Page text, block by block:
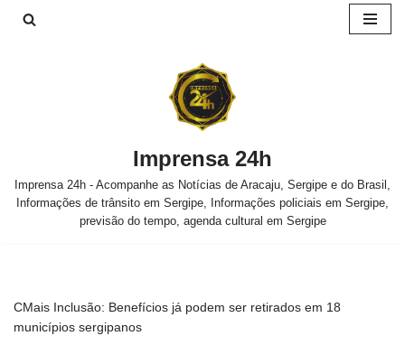
Imprensa 24h
Imprensa 24h - Acompanhe as Notícias de Aracaju, Sergipe e do Brasil,
Informações de trânsito em Sergipe, Informações policiais em Sergipe,
previsão do tempo, agenda cultural em Sergipe
CMais Inclusão: Benefícios já podem ser retirados em 18
municípios sergipanos